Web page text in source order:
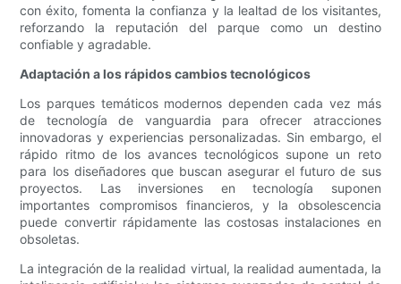
con éxito, fomenta la confianza y la lealtad de los visitantes,
reforzando la reputación del parque como un destino
confiable y agradable.
Adaptación a los rápidos cambios tecnológicos
Los parques temáticos modernos dependen cada vez más
de tecnología de vanguardia para ofrecer atracciones
innovadoras y experiencias personalizadas. Sin embargo, el
rápido ritmo de los avances tecnológicos supone un reto
para los diseñadores que buscan asegurar el futuro de sus
proyectos. Las inversiones en tecnología suponen
importantes compromisos financieros, y la obsolescencia
puede convertir rápidamente las costosas instalaciones en
obsoletas.
La integración de la realidad virtual, la realidad aumentada, la